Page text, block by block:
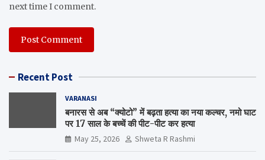
next time I comment.
Recent Post
VARANASI
बनारस से अब “क्योटो” में बढ़ता हत्या का नया कल्चर, नमो घाट
पर 17 साल के बच्चें की पीट-पीट कर हत्या
May 25, 2026 Shweta R Rashmi